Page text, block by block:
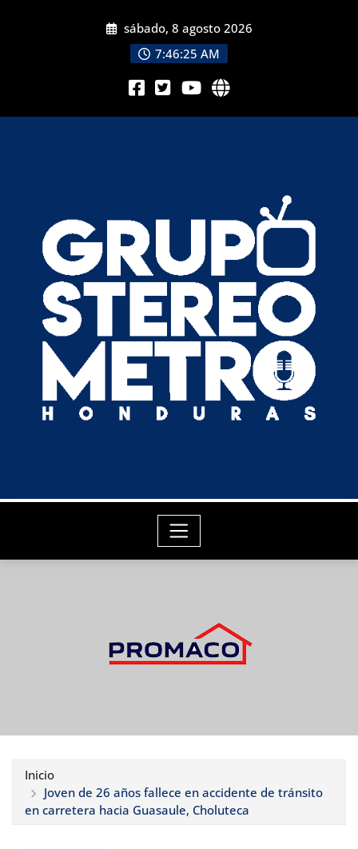
sábado, 8 agosto 2026
7:46:26 AM
Inicio
Joven de 26 años fallece en accidente de tránsito
en carretera hacia Guasaule, Choluteca